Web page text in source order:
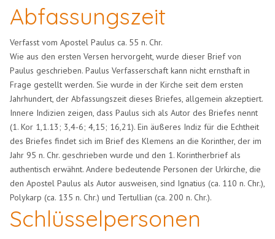
Abfassungszeit
Verfasst vom Apostel Paulus ca. 55 n. Chr.
Wie aus den ersten Versen hervorgeht, wurde dieser Brief von
Paulus geschrieben. Paulus Verfasserschaft kann nicht ernsthaft in
Frage gestellt werden. Sie wurde in der Kirche seit dem ersten
Jahrhundert, der Abfassungszeit dieses Briefes, allgemein akzeptiert.
Innere Indizien zeigen, dass Paulus sich als Autor des Briefes nennt
(1. Kor 1,1.13; 3,4-6; 4,15; 16,21). Ein äußeres Indiz für die Echtheit
des Briefes findet sich im Brief des Klemens an die Korinther, der im
Jahr 95 n. Chr. geschrieben wurde und den 1. Korintherbrief als
authentisch erwähnt. Andere bedeutende Personen der Urkirche, die
den Apostel Paulus als Autor ausweisen, sind Ignatius (ca. 110 n. Chr.),
Polykarp (ca. 135 n. Chr.) und Tertullian (ca. 200 n. Chr.).
Schlüsselpersonen